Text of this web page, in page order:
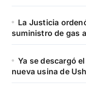
La Justicia
suministro de gas
Ya se descargó
nueva usina de